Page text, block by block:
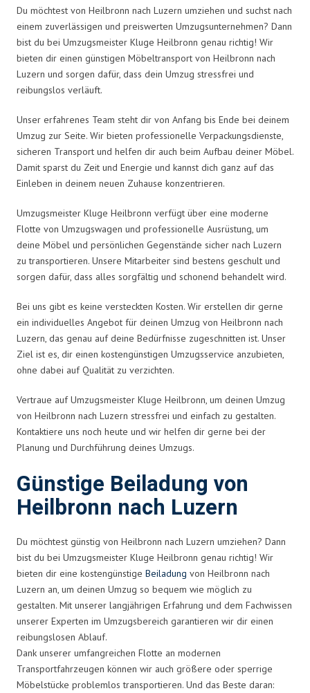
Du möchtest von Heilbronn nach Luzern umziehen und suchst nach
einem zuverlässigen und preiswerten Umzugsunternehmen? Dann
bist du bei Umzugsmeister Kluge Heilbronn genau richtig! Wir
bieten dir einen günstigen Möbeltransport von Heilbronn nach
Luzern und sorgen dafür, dass dein Umzug stressfrei und
reibungslos verläuft.
Unser erfahrenes Team steht dir von Anfang bis Ende bei deinem
Umzug zur Seite. Wir bieten professionelle Verpackungsdienste,
sicheren Transport und helfen dir auch beim Aufbau deiner Möbel.
Damit sparst du Zeit und Energie und kannst dich ganz auf das
Einleben in deinem neuen Zuhause konzentrieren.
Umzugsmeister Kluge Heilbronn verfügt über eine moderne
Flotte von Umzugswagen und professionelle Ausrüstung, um
deine Möbel und persönlichen Gegenstände sicher nach Luzern
zu transportieren. Unsere Mitarbeiter sind bestens geschult und
sorgen dafür, dass alles sorgfältig und schonend behandelt wird.
Bei uns gibt es keine versteckten Kosten. Wir erstellen dir gerne
ein individuelles Angebot für deinen Umzug von Heilbronn nach
Luzern, das genau auf deine Bedürfnisse zugeschnitten ist. Unser
Ziel ist es, dir einen kostengünstigen Umzugsservice anzubieten,
ohne dabei auf Qualität zu verzichten.
Vertraue auf Umzugsmeister Kluge Heilbronn, um deinen Umzug
von Heilbronn nach Luzern stressfrei und einfach zu gestalten.
Kontaktiere uns noch heute und wir helfen dir gerne bei der
Planung und Durchführung deines Umzugs.
Günstige Beiladung von
Heilbronn nach Luzern
Du möchtest günstig von Heilbronn nach Luzern umziehen? Dann
bist du bei Umzugsmeister Kluge Heilbronn genau richtig! Wir
bieten dir eine kostengünstige Beiladung von Heilbronn nach
Luzern an, um deinen Umzug so bequem wie möglich zu
gestalten. Mit unserer langjährigen Erfahrung und dem Fachwissen
unserer Experten im Umzugsbereich garantieren wir dir einen
reibungslosen Ablauf.
Dank unserer umfangreichen Flotte an modernen
Transportfahrzeugen können wir auch größere oder sperrige
Möbelstücke problemlos transportieren. Und das Beste daran: